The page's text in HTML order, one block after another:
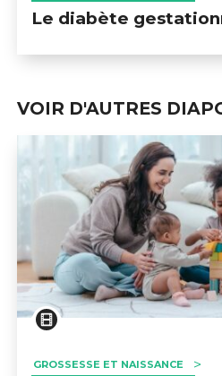
Le diabète
VOIR D'AUTRES
GROSSESSE ET NAISSANCE